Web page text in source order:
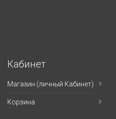
Кабинет
Магазин (личный Кабинет)
Корзина